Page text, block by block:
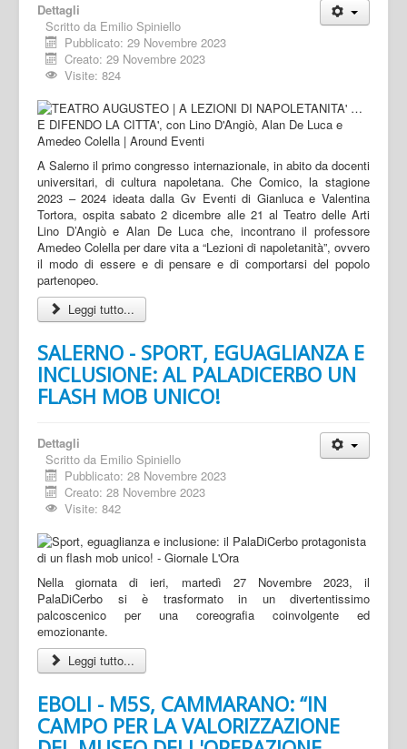
Dettagli
Scritto da Emilio Spiniello
Pubblicato: 29 Novembre 2023
Creato: 29 Novembre 2023
Visite: 824
A Salerno il primo congresso internazionale, in abito da docenti
universitari, di cultura napoletana. Che Comico, la stagione
2023 – 2024 ideata dalla Gv Eventi di Gianluca e Valentina
Tortora, ospita sabato 2 dicembre alle 21 al Teatro delle Arti
Lino D’Angiò e Alan De Luca che, incontrano il professore
Amedeo Colella per dare vita a “Lezioni di napoletanità”, ovvero
il modo di essere e di pensare e di comportarsi del popolo
partenopeo.
Leggi tutto...
SALERNO - SPORT, EGUAGLIANZA E
INCLUSIONE: AL PALADICERBO UN
FLASH MOB UNICO!
Dettagli
Scritto da Emilio Spiniello
Pubblicato: 28 Novembre 2023
Creato: 28 Novembre 2023
Visite: 842
Nella giornata di ieri, martedì 27 Novembre 2023, il
PalaDiCerbo si è trasformato in un divertentissimo
palcoscenico per una coreografia coinvolgente ed
emozionante.
Leggi tutto...
EBOLI - M5S, CAMMARANO: “IN
CAMPO PER LA VALORIZZAZIONE